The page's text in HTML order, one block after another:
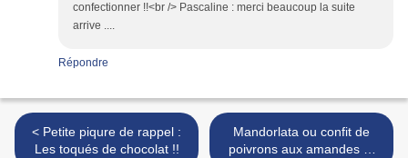
confectionner !!<br /> Pascaline : merci beaucoup la suite
arrive ....
Répondre
< Petite piqure de rappel :
Les toqués de chocolat !!
Mandorlata ou confit de
poivrons aux amandes et